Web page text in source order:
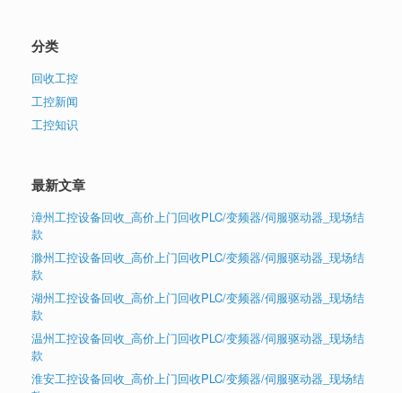
分类
回收工控
工控新闻
工控知识
最新文章
漳州工控设备回收_高价上门回收PLC/变频器/伺服驱动器_现场结
款
滁州工控设备回收_高价上门回收PLC/变频器/伺服驱动器_现场结
款
湖州工控设备回收_高价上门回收PLC/变频器/伺服驱动器_现场结
款
温州工控设备回收_高价上门回收PLC/变频器/伺服驱动器_现场结
款
淮安工控设备回收_高价上门回收PLC/变频器/伺服驱动器_现场结